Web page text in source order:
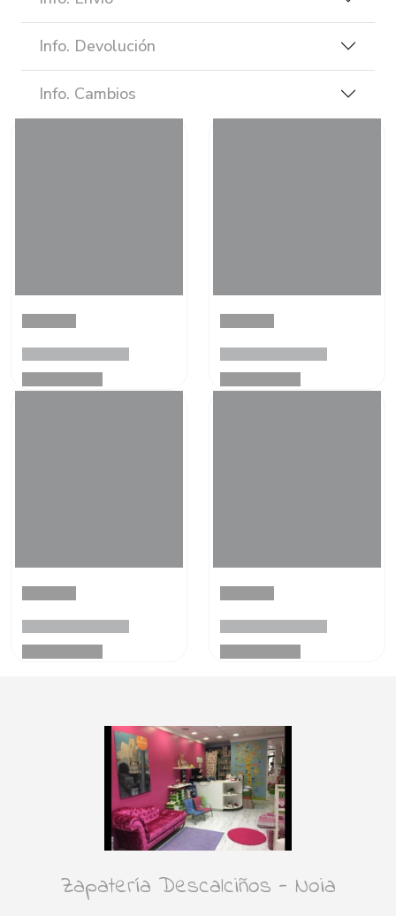
Info. Devolución
Info. Cambios
Zapatería Descalciños - Noia